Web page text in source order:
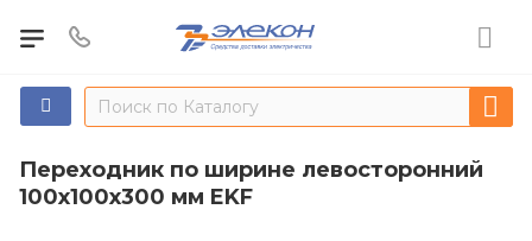
Переходник по ширине левосторонний
100х100х300 мм EKF